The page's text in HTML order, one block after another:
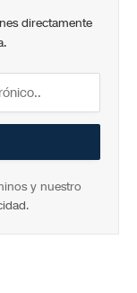
directamente
y nuestro
.